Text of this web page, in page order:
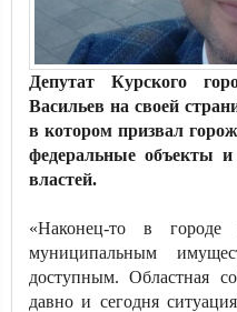
Депутат Курского
Васильев на своей
в котором призвал
федеральные объекты
властей.
«Наконец-то в
муниципальным
доступным. Областная
давно и сегодня